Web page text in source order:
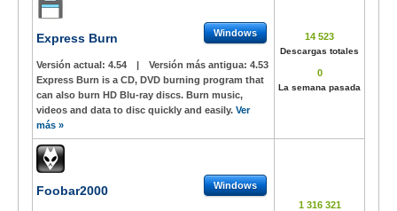
Express Burn Windows
Versión actual: 4.54 | Versión más antigua: 4.53
Express Burn is a CD, DVD burning program that
can also burn HD Blu-ray discs. Burn music,
videos and data to disc quickly and easily. Ver
más »
14 523
Descargas totales
0
La semana pasada
Foobar2000 Windows
1 316 321